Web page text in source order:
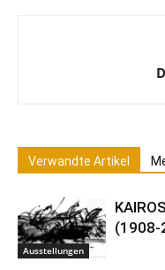
Verwandte Artikel
Ausstellungen
(1908-